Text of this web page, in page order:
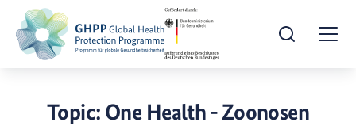
Suche öffnen
Topic: One Health - Zoonosen